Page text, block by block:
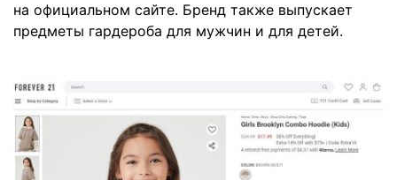
на официальном сайте. Бренд также выпускает
предметы гардероба для мужчин и для детей.